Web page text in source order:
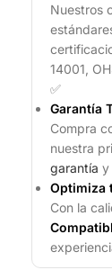
Nuestros
14001,
✅
Garantía
Compra
nuestra
garantía y
Optimiza
Con la